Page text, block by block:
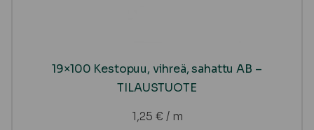
19×100 Kestopuu, vihreä, sahattu AB –
TILAUSTUOTE
1,25 € / m